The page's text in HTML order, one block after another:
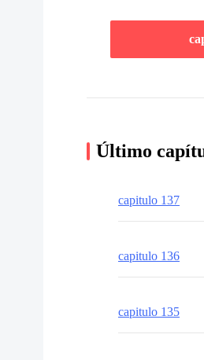
Último
capitulo 137
capitulo 136
capitulo 135